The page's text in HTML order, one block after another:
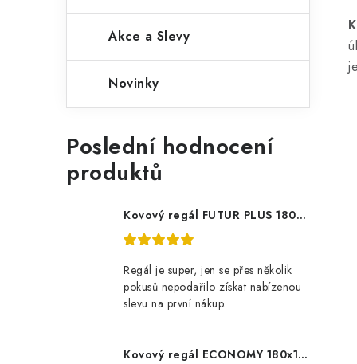
Akce a Slevy
Novinky
Poslední hodnocení
produktů
Kovový regál FUTUR PLUS 180x120x45 5 polic Nosnost 1000 KG - pozinkovaný
Regál je super, jen se přes několik
pokusů nepodařilo získat nabízenou
slevu na první nákup.
Kovový regál ECONOMY 180x120x60 5 polic - pozinkovaný